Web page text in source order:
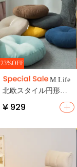
23%OFF
クッション人気NO.4
M.Life
北欧スタイル円形ク
ッション【コットン
リネン・厚手・バル
¥ 929